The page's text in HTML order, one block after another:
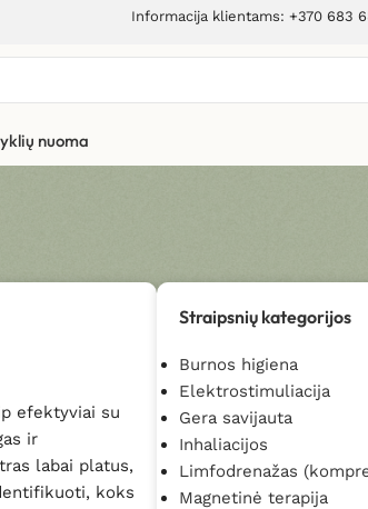
Informacija klientams: +370 683
nuoma
efektyviai su
ir
labai platus,
koks
Straipsnių kategorijos
Burnos higiena
Elektrostimuliacija
Gera savijauta
Inhaliacijos
Limfodrenažas
Magnetinė terapija